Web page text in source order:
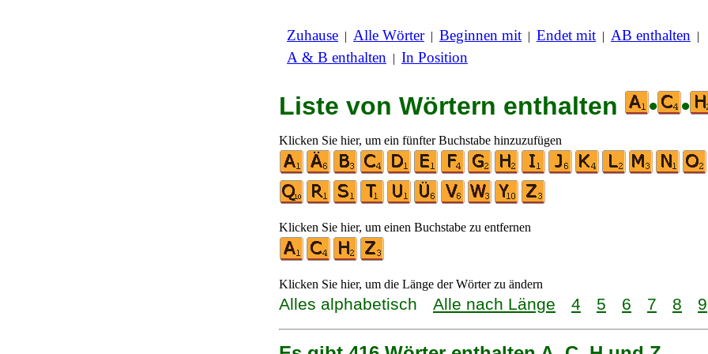
Zuhause | Alle Wörter| Beginnen mit | Endet mit | AB enthalten |
A & B enthalten | In Position
Liste von Wörtern enthalten • •
Klicken Sie hier, um ein fünfter Buchstabe hinzuzufügen
Klicken Sie hier, um einen Buchstabe zu entfernen
Klicken Sie hier, um die Länge der Wörter zu ändern
Alles alphabetisch Alle nach Länge 4 5 6 7 8 9